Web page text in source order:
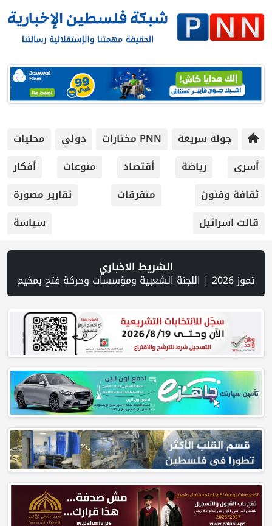
جولة سريعة PNN مختارات دولي
محليات
أسرى
رياضة أقتصاد منوعات
أفكار
ثقافة وفنون
متفرقات
تقارير مصورة
قالت اسرائيل
سياسة
الشريط الاخباري